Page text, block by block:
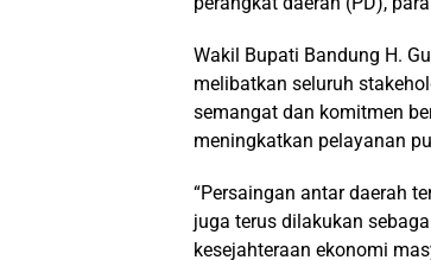
Wakil Bupati Bandung H.
melibatkan seluruh
semangat dan komitmen
meningkatkan pelayanan
“Persaingan antar daerah
juga terus dilakukan
kesejahteraan ekonomi